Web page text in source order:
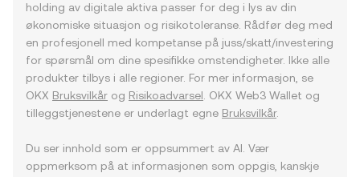
holding av digitale aktiva passer for deg i lys av din
økonomiske situasjon og risikotoleranse. Rådfør deg med
en profesjonell med kompetanse på juss/skatt/investering
for spørsmål om dine spesifikke omstendigheter. Ikke alle
produkter tilbys i alle regioner. For mer informasjon, se
OKX Bruksvilkår og Risikoadvarsel . OKX Web3 Wallet og
tilleggstjenestene er underlagt egne Bruksvilkår.
Du ser innhold som er oppsummert av AI. Vær
oppmerksom på at informasjonen som oppgis, kanskje